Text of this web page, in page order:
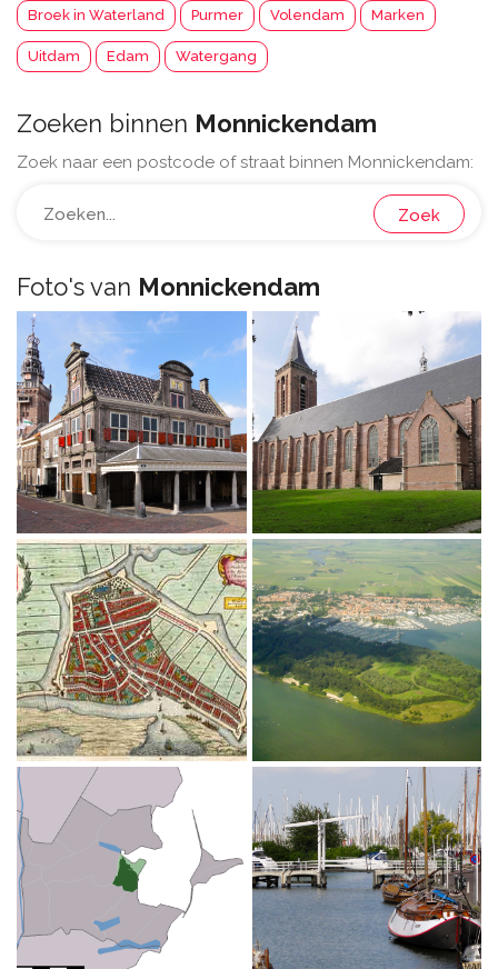
Broek in Waterland Purmer Volendam Marken
Uitdam Edam Watergang
Zoeken binnen Monnickendam
Zoek naar een postcode of straat binnen Monnickendam:
Zoek
Foto's van Monnickendam